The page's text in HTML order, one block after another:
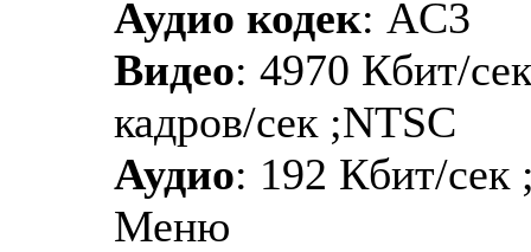
Аудио кодек: AC3
Видео: 4970 Кбит/
кадров/сек ;NTSC
Аудио: 192 Кбит/сек
Меню